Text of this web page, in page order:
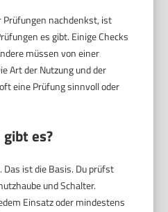
Prüfungen nachdenkst, ist
es gibt. Einige Checks
müssen von einer
Art der Nutzung und der
eine Prüfung sinnvoll oder
es?
. Das ist die Basis. Du prüfst
und Schalter.
Einsatz oder mindestens